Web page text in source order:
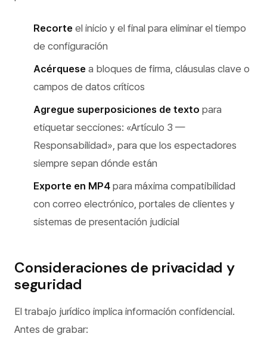
Recorte el inicio y el final para eliminar el tiempo
de configuración
Acérquese a bloques de firma, cláusulas clave o
campos de datos críticos
Agregue superposiciones de texto para
etiquetar secciones: «Artículo 3 —
Responsabilidad», para que los espectadores
siempre sepan dónde están
Exporte en MP4 para máxima compatibilidad
con correo electrónico, portales de clientes y
sistemas de presentación judicial
Consideraciones de privacidad y
seguridad
El trabajo jurídico implica información confidencial.
Antes de grabar: